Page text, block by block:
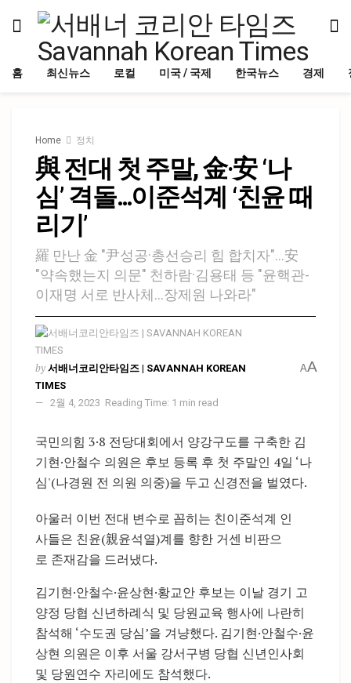
홈 최신뉴스 로컬 미국 / 국제 한국뉴스 경제
Home 정치
與 전대 첫 주말, 金·安 ‘나
심’ 격돌…이준석계 ‘친윤 때
리기’
羅 만난 金 "尹성공·총선승리 힘 합치자"…安
"약속했는지 의문" 천하람·김용태 등 "윤핵관-
이재명 서로 반사체…장제원 나와라"
by 서배너코리안타임즈 | SAVANNAH KOREAN
TIMES
2월 4, 2023 Reading Time: 1 min read
AA
국민의힘 3·8 전당대회에서 양강구도를 구축한 김
기현·안철수 의원은 후보 등록 후 첫 주말인 4일 ‘나
심'(나경원 전 의원 의중)을 두고 신경전을 벌였다.
아울러 이번 전대 변수로 꼽히는 친이준석계 인
사들은 친윤(親윤석열)계를 향한 거센 비판으
로 존재감을 드러냈다.
김기현·안철수·윤상현·황교안 후보는 이날 경기 고
양정 당협 신년하례식 및 당원교육 행사에 나란히
참석해 ‘수도권 당심’을 겨냥했다. 김기현·안철수·윤
상현 의원은 이후 서울 강서구병 당협 신년인사회
및 당원연수 자리에도 참석했다.